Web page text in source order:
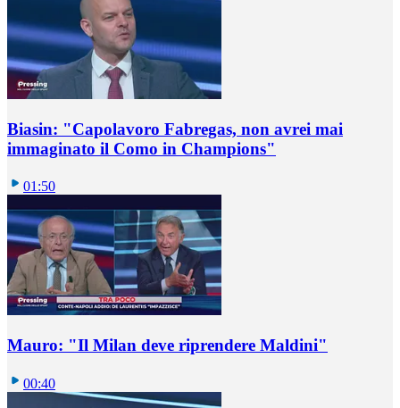
Biasin: "Capolavoro Fabregas, non avrei mai
immaginato il Como in Champions"
01:50
Mauro: "Il Milan deve riprendere Maldini"
00:40